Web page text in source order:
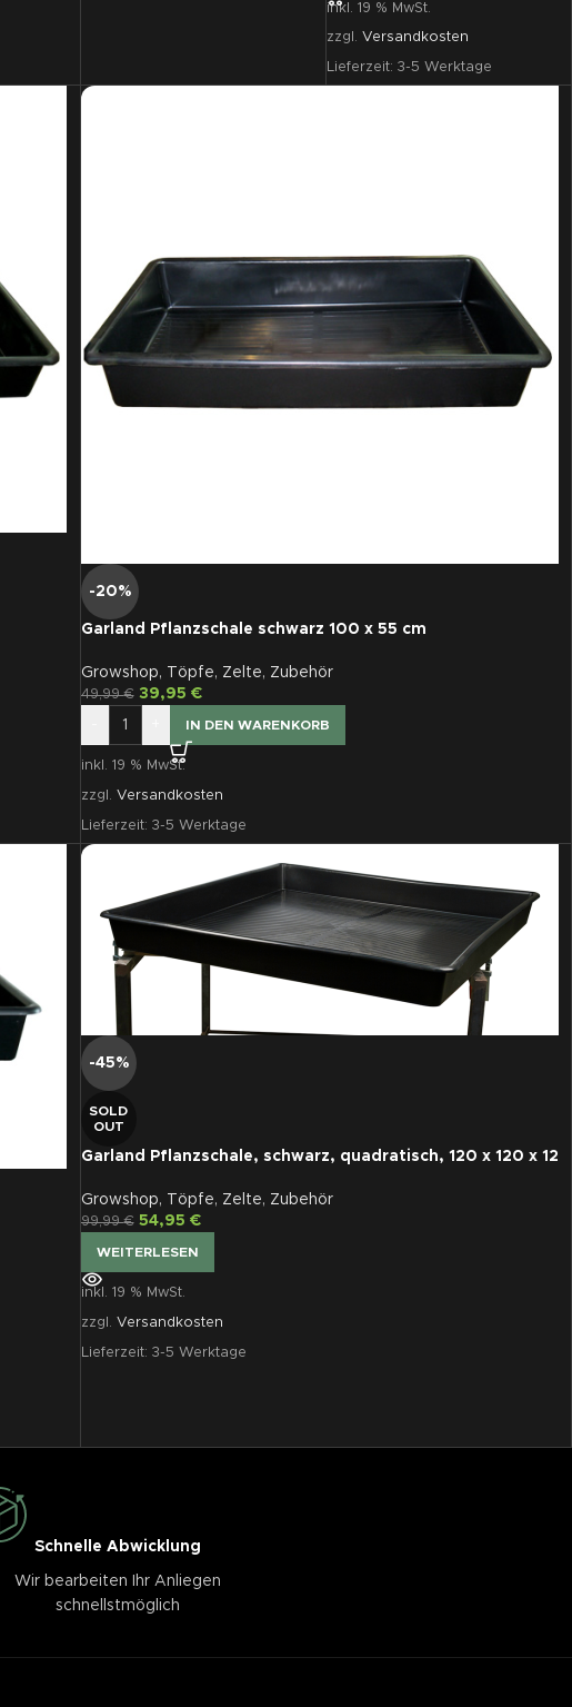
inkl. 19 % MwSt.
zzgl. Versandkosten
Lieferzeit: 3-5 Werktage
-20%
Garland Pflanzschale schwarz 100 x 55 cm
Growshop, Töpfe, Zelte, Zubehör
49,99€ 39,95 €
IN DEN WARENKORB
inkl. 19 % MwSt.
zzgl. Versandkosten
Lieferzeit: 3-5 Werktage
-45%
SOLD
OUT
Garland Pflanzschale, schwarz, quadratisch, 120 x 120 x 12
Growshop, Töpfe, Zelte, Zubehör
99,99€ 54,95 €
WEITERLESEN
inkl. 19 % MwSt.
zzgl. Versandkosten
Lieferzeit: 3-5 Werktage
Schnelle Abwicklung
Wir bearbeiten Ihr Anliegen
schnellstmöglich